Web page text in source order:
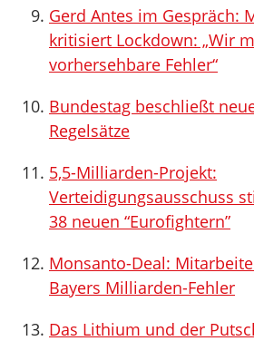
Gerd Antes im Gespräch:
kritisiert Lockdown: „Wir
vorhersehbare Fehler“
Bundestag beschließt
Regelsätze
5,5-Milliarden-Projekt:
Verteidigungsausschuss
38 neuen “Eurofightern”
Monsanto-Deal:
Bayers Milliarden-Fehler
Das Lithium und der